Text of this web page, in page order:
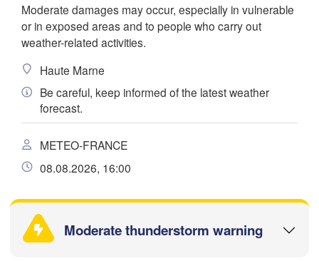
Moderate damages may occur, especially in vulnerable
or in exposed areas and to people who carry out
weather-related activities.
Haute Marne
Be careful, keep informed of the latest weather
forecast.
METEO-FRANCE
08.08.2026, 16:00
Moderate thunderstorm warning
Temperatura
2 m nad ziemią
06. sie 07. sie 08. sie 09. sie 10. sie 11. sie 12. sie
:00 02 03 04:00 05 06:00 07
Torino
Genova
Perpignan
Toulouse
FRANCJA
SZWAJCARIA
W